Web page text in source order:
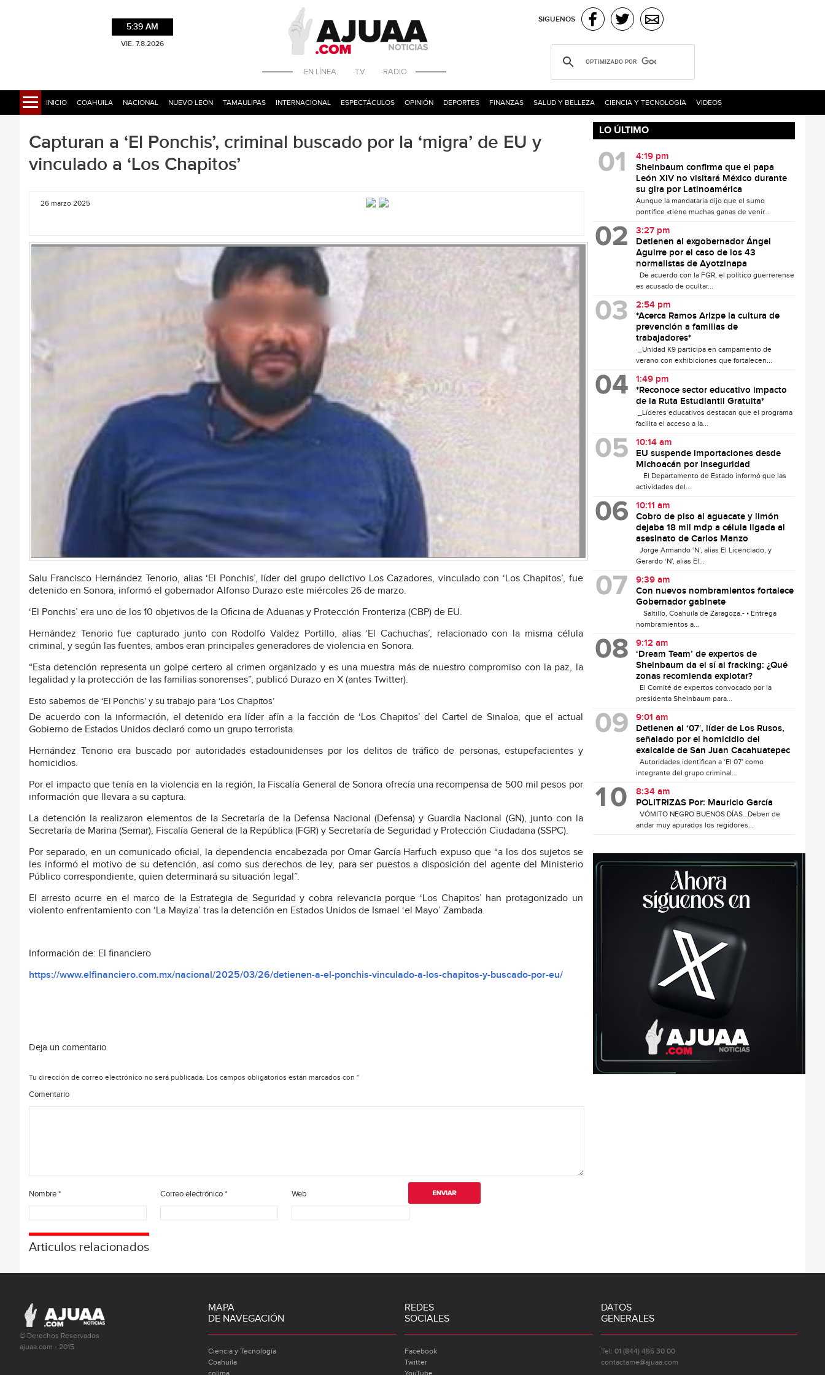
5:39 AM
VIE. 7.8.2026
·EN LÍNEA. ·T.V. ·RADIO
SIGUENOS
INICIO COAHUILA NACIONAL NUEVO LEÓN TAMAULIPAS INTERNACIONAL ESPECTÁCULOS OPINIÓN DEPORTES FINANZAS SALUD Y BELLEZA CIENCIA Y TECNOLOGÍA VIDEOS
Capturan a ‘El Ponchis’, criminal buscado por la ‘migra’ de EU y
vinculado a ‘Los Chapitos’
26 marzo 2025
Salu Francisco Hernández Tenorio, alias ‘El Ponchis’, líder del grupo delictivo Los Cazadores, vinculado con ‘Los Chapitos’, fue
detenido en Sonora, informó el gobernador Alfonso Durazo este miércoles 26 de marzo.
‘El Ponchis’ era uno de los 10 objetivos de la Oficina de Aduanas y Protección Fronteriza (CBP) de EU.
Hernández Tenorio fue capturado junto con Rodolfo Valdez Portillo, alias ‘El Cachuchas’, relacionado con la misma célula
criminal, y según las fuentes, ambos eran principales generadores de violencia en Sonora.
“Esta detención representa un golpe certero al crimen organizado y es una muestra más de nuestro compromiso con la paz, la
legalidad y la protección de las familias sonorenses”, publicó Durazo en X (antes Twitter).
Esto sabemos de ‘El Ponchis’ y su trabajo para ‘Los Chapitos’
De acuerdo con la información, el detenido era líder afín a la facción de ‘Los Chapitos’ del Cartel de Sinaloa, que el actual
Gobierno de Estados Unidos declaró como un grupo terrorista.
Hernández Tenorio era buscado por autoridades estadounidenses por los delitos de tráfico de personas, estupefacientes y
homicidios.
Por el impacto que tenía en la violencia en la región, la Fiscalía General de Sonora ofrecía una recompensa de 500 mil pesos por
información que llevara a su captura.
La detención la realizaron elementos de la Secretaría de la Defensa Nacional (Defensa) y Guardia Nacional (GN), junto con la
Secretaría de Marina (Semar), Fiscalía General de la República (FGR) y Secretaría de Seguridad y Protección Ciudadana (SSPC).
Por separado, en un comunicado oficial, la dependencia encabezada por Omar García Harfuch expuso que “a los dos sujetos se
les informó el motivo de su detención, así como sus derechos de ley, para ser puestos a disposición del agente del Ministerio
Público correspondiente, quien determinará su situación legal”.
El arresto ocurre en el marco de la Estrategia de Seguridad y cobra relevancia porque ‘Los Chapitos’ han protagonizado un
violento enfrentamiento con ‘La Mayiza’ tras la detención en Estados Unidos de Ismael ‘el Mayo’ Zambada.
Información de: El financiero
https://www.elfinanciero.com.mx/nacional/2025/03/26/detienen-a-el-ponchis-vinculado-a-los-chapitos-y-buscado-por-eu/
Deja un comentario
Tu dirección de correo electrónico no será publicada. Los campos obligatorios están marcados con *
Comentario
Nombre* Correo electrónico* Web
Articulos relacionados
LO ÚLTIMO
4:19 pm
Sheinbaum confirma que el papa
León XIV no visitará México durante
su gira por Latinoamérica
Aunque la mandataria dijo que el sumo
pontífice «tiene muchas ganas de venir...
3:27 pm
Detienen al exgobernador Ángel
Aguirre por el caso de los 43
normalistas de Ayotzinapa
De acuerdo con la FGR, el político guerrerense
es acusado de ocultar...
2:54 pm
*Acerca Ramos Arizpe la cultura de
prevención a familias de
trabajadores*
_Unidad K9 participa en campamento de
verano con exhibiciones que fortalecen...
1:49 pm
*Reconoce sector educativo impacto
de la Ruta Estudiantil Gratuita*
_Líderes educativos destacan que el programa
facilita el acceso a la...
10:14 am
EU suspende importaciones desde
Michoacán por inseguridad
El Departamento de Estado informó que las
actividades del...
10:11 am
Cobro de piso al aguacate y limón
dejaba 18 mil mdp a célula ligada al
asesinato de Carlos Manzo
Jorge Armando ‘N’, alias El Licenciado, y
Gerardo ‘N’, alias El...
9:39 am
Con nuevos nombramientos fortalece
Gobernador gabinete
Saltillo, Coahuila de Zaragoza.- • Entrega
nombramientos a...
9:12 am
‘Dream Team’ de expertos de
Sheinbaum da el sí al fracking: ¿Qué
zonas recomienda explotar?
El Comité de expertos convocado por la
presidenta Sheinbaum para...
9:01 am
Detienen al ‘07′, líder de Los Rusos,
señalado por el homicidio del
exalcalde de San Juan Cacahuatepec
Autoridades identifican a ‘El 07’ como
integrante del grupo criminal...
8:34 am
POLITRIZAS Por: Mauricio García
VÓMITO NEGRO BUENOS DÍAS…Deben de
andar muy apurados los regidores...
© Derechos Reservados
ajuaa.com - 2015
MAPA
DE NAVEGACIÓN
Ciencia y Tecnología
Coahuila
colima
REDES
SOCIALES
Facebook
Twitter
YouTube
DATOS
GENERALES
Tel: 01 (844) 485 30 00
contactame@ajuaa.com